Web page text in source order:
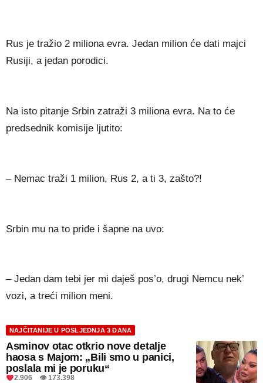
Rus je tražio 2 miliona evra. Jedan milion će dati majci
Rusiji, a jedan porodici.
Na isto pitanje Srbin zatraži 3 miliona evra. Na to će
predsednik komisije ljutito:
– Nemac traži 1 milion, Rus 2, a ti 3, zašto?!
Srbin mu na to priđe i šapne na uvo:
– Jedan dam tebi jer mi daješ pos’o, drugi Nemcu nek’
vozi, a treći milion meni.
NAJČITANIJE U POSLJEDNJA 3 DANA
Asminov otac otkrio nove detalje
haosa s Majom: „Bili smo u panici,
poslala mi je poruku“
2.906 👁 173.398